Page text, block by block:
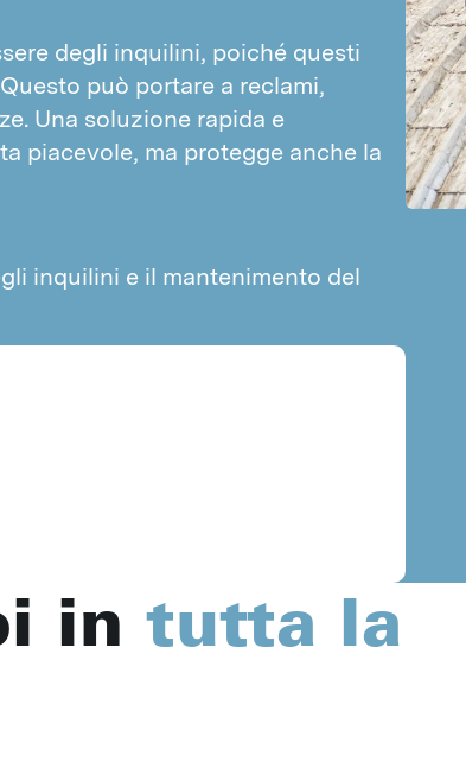
Prezzo indicativo lotta contro le vespe
Prezzo indicativo lotta contro i roditori
Prezzo indicativo lotta contro le formiche
Silvano dentellato
Tribolio delle farine
Coleottero del pane
Tignole
Identificazione degli insetti
degli inquilini, poiché questi
può portare a reclami,
Una soluzione rapida e
piacevole, ma protegge anche la
inquilini e il mantenimento del
in tutta la